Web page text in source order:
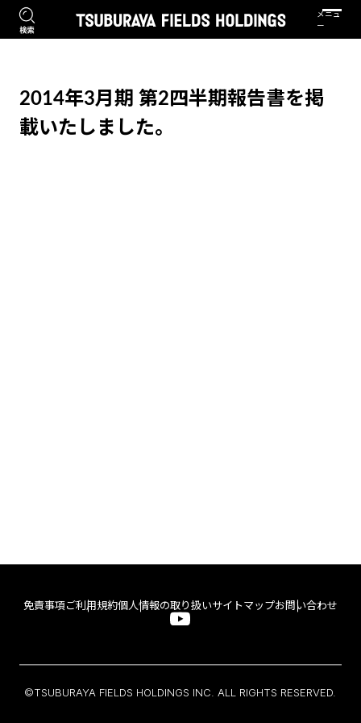
2014年3月期 第2四半期報告書を掲
載いたしました。
免責事項 ご利用規約個人情報の取り扱いサイトマップお問い合わせ
©TSUBURAYA FIELDS HOLDINGS INC. ALL RIGHTS RESERVED.